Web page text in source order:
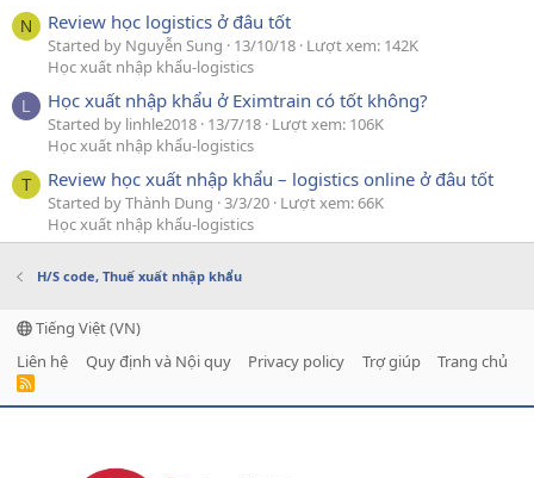
N Review học logistics ở đâu tốt
Started by Nguyễn Sung 13/10/18 Lượt xem: 142K
Học xuất nhập khẩu-logistics
L Học xuất nhập khẩu ở Eximtrain có tốt không?
Started by linhle2018 13/7/18 Lượt xem: 106K
Học xuất nhập khẩu-logistics
T Review học xuất nhập khẩu – logistics online ở đâu tốt
Started by Thành Dung 3/3/20 Lượt xem: 66K
Học xuất nhập khẩu-logistics
H/S code, Thuế xuất nhập khẩu
Tiếng Việt (VN)
Liên hệ
Quy định và Nội quy Privacy policy Trợ giúp Trang chủ
R